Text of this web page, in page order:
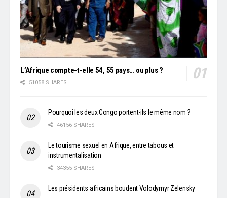
L’Afrique compte-t-elle 54, 55 pays… ou plus ?
51058 SHARES
Pourquoi les deux Congo portent-ils le même nom ?
46156 SHARES
Le tourisme sexuel en Afrique, entre tabous et
instrumentalisation
34355 SHARES
Les présidents africains boudent Volodymyr Zelensky